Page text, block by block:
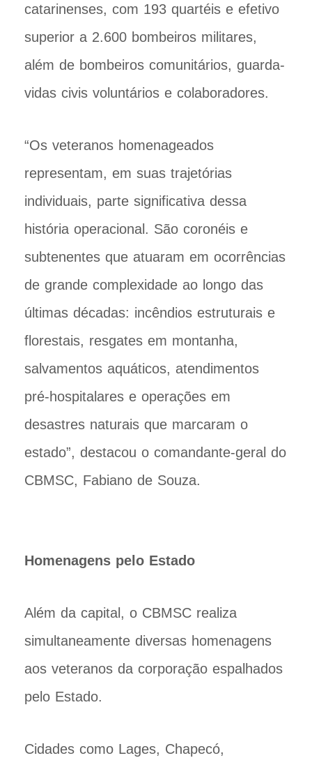
catarinenses, com 193 quartéis e efetivo
superior a 2.600 bombeiros militares,
além de bombeiros comunitários, guarda-
vidas civis voluntários e colaboradores.
“Os veteranos homenageados
representam, em suas trajetórias
individuais, parte significativa dessa
história operacional. São coronéis e
subtenentes que atuaram em ocorrências
de grande complexidade ao longo das
últimas décadas: incêndios estruturais e
florestais, resgates em montanha,
salvamentos aquáticos, atendimentos
pré-hospitalares e operações em
desastres naturais que marcaram o
estado”, destacou o comandante-geral do
CBMSC, Fabiano de Souza.
Homenagens pelo Estado
Além da capital, o CBMSC realiza
simultaneamente diversas homenagens
aos veteranos da corporação espalhados
pelo Estado.
Cidades como Lages, Chapecó,